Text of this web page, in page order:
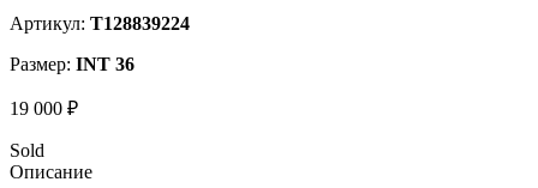
Артикул: T128839224
Размер: INT 36
19 000 ₽
Sold
Описание